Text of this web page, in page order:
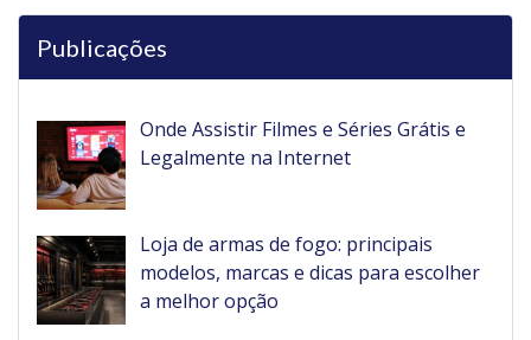
Publicações
Onde Assistir Filmes e Séries Grátis e
Legalmente na Internet
Loja de armas de fogo: principais
modelos, marcas e dicas para escolher
a melhor opção